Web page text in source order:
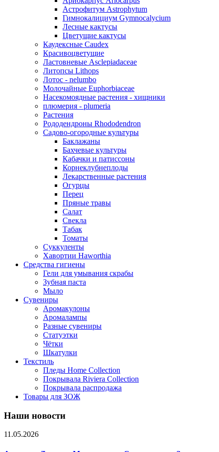
Астрофитум Astrophytum
Гимнокалициум Gymnocalycium
Лесные кактусы
Цветущие кактусы
Каудексные Caudex
Красивоцветущие
Ластовневые Asclepiadaceae
Литопсы Lithops
Лотос - nelumbo
Молочайные Euphorbiaceae
Насекомоядные растения - хищники
плюмерия - plumeria
Растения
Рододендроны Rhododendron
Садово-огородные культуры
Баклажаны
Бахчевые культуры
Кабачки и патиссоны
Корнеклубнеплоды
Лекарственные растения
Огурцы
Перец
Пряные травы
Салат
Свекла
Табак
Томаты
Суккуленты
Хавортии Haworthia
Средства гигиены
Гели для умывания скрабы
Зубная паста
Мыло
Сувениры
Аромакулоны
Аромалампы
Разные сувениры
Статуэтки
Чётки
Шкатулки
Текстиль
Пледы Home Collection
Покрывала Riviera Collection
Покрывала распродажа
Товары для ЗОЖ
Наши новости
11.05.2026